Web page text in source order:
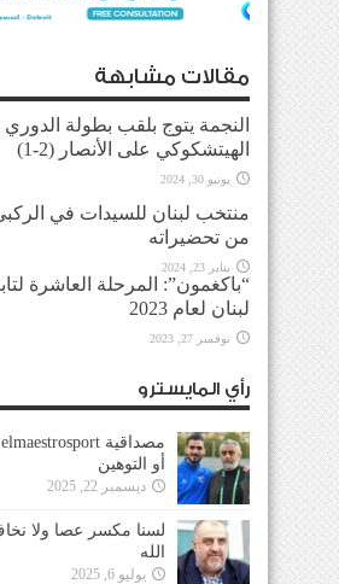
مقالات مشابهة
النجمة يتوج بلقب بطولة الدوري
الهيتشكوكي على الأنصار (2-1)
يونيو 30, 2024
منتخب لبنان للسيدات في
من تحضيراته
يناير 23, 2024
“باكغمون”: المرحلة العاشرة
لبنان لعام 2023
نوفمبر 27, 2023
رأي المايسترو
أو التوهين
ديسمبر 22, 2025
لسنا مكسر عصا ولا
الله
يوليو 6, 2025